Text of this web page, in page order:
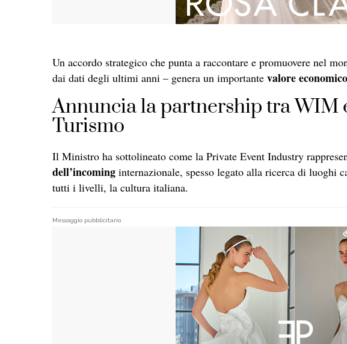
Un accordo strategico che punta a raccontare e promuovere nel
dai dati degli ultimi anni – genera un importante valore
Annuncia la partnership tra WIM
Turismo
Il Ministro ha sottolineato come la Private Event Industry
dell’incoming internazionale, spesso legato alla ricerca di luoghi
tutti i livelli, la cultura italiana.
Messaggio pubblicitario